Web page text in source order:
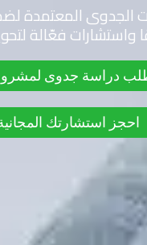
الجدوى
واستشارات فعّالة
دراسة جدوى
احجز استشارتك